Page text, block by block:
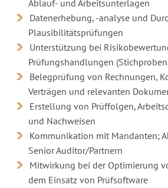
Ablauf- und Arbeitsunterlagen
Datenerhebung, -analyse und
Plausibilitätsprüfungen
Unterstützung bei
Prüfungshandlungen
Belegprüfung von Rechnungen,
Verträgen und relevanten
Erstellung von Prüffolgen,
und Nachweisen
Kommunikation mit Mandanten;
Senior Auditor/Partnern
Mitwirkung bei der Optimierung
dem Einsatz von Prüfsoftware